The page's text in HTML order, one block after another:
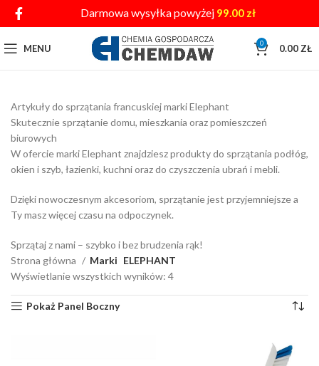
Darmowa wysyłka powyżej 99.00 zł
MENU 0 0.00 ZŁ
Artykuły do sprzątania francuskiej marki Elephant
Skutecznie sprzątanie domu, mieszkania oraz pomieszczeń
biurowych
W ofercie marki Elephant znajdziesz produkty do sprzątania podłóg,
okien i szyb, łazienki, kuchni oraz do czyszczenia ubrań i mebli.
Dzięki nowoczesnym akcesoriom, sprzątanie jest przyjemniejsze a
Ty masz więcej czasu na odpoczynek.
Sprzątaj z nami – szybko i bez brudzenia rąk!
Strona główna
Marki ELEPHANT
Wyświetlanie wszystkich wyników: 4
Pokaż Panel Boczny